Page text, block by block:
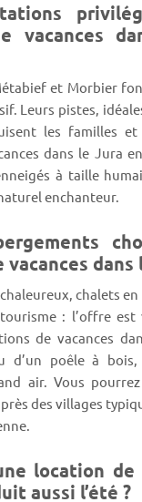
vacances
et Morbier
Leurs pistes,
les familles
dans le Jura
à taille
enchanteur.
dans
chalets
: l’offre est
de vacances
d’un poêle à
air. Vous
des villages
location de
aussi l’été ?